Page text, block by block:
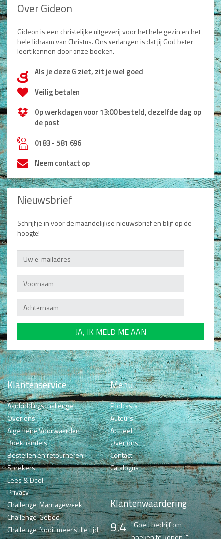
Over Gideon
Gideon is een christelijke uitgeverij voor het hele gezin en het
hele lichaam van Christus. Ons verlangen is dat jij God beter
leert kennen door onze boeken.
dAls je deze G ziet, zit je wel goed
Veilig betalen
Op werkdagen voor 13:00 besteld, dezelfde dag op
de post
h0183 - 581 696
Neem contact op
Nieuwsbrief
Schrijf je in voor de maandelijkse nieuwsbrief en blijf op de
hoogte!
Klantenservice
Aanbiddingschallenge
Over ons
Algemene Voorwaarden
Boekhandels
Bestellen en retourneren
Sprekers
Lees & Deel
Privacy
Challenge: Marriageweek
Challenge: Gebed
Challenge: Nooit meer stille tijd
Menu
Podcasts
Auteurs
Actueel
Over ons
Contact
Catalogus
Klantenwaardering
9.4 "Goed bedrijf om
boeken te kopen..."